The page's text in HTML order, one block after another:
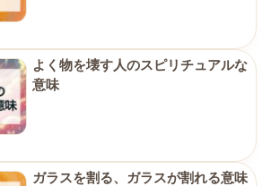
よく物を壊す人のスピリチュアルな
意味
ガラスを割る、ガラスが割れる意味